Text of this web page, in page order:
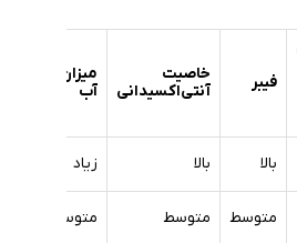
فیبر
خاصیت
آنتی‌اکسیدانی
میزان
آب
بالا بالا زیاد
متوسط متوسط متوسط